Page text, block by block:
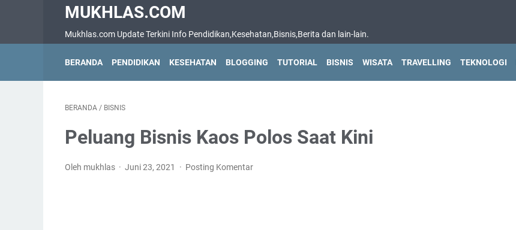
MUKHLAS.COM
Mukhlas.com Update Terkini Info Pendidikan,Kesehatan,Bisnis,Berita dan lain-lain.
BERANDA PENDIDIKAN KESEHATAN BLOGGING TUTORIAL BISNIS WISATA TRAVELLING TEKNOLOGI
BERANDA / BISNIS
Peluang Bisnis Kaos Polos Saat Kini
Oleh mukhlas Juni 23, 2021 Posting Komentar